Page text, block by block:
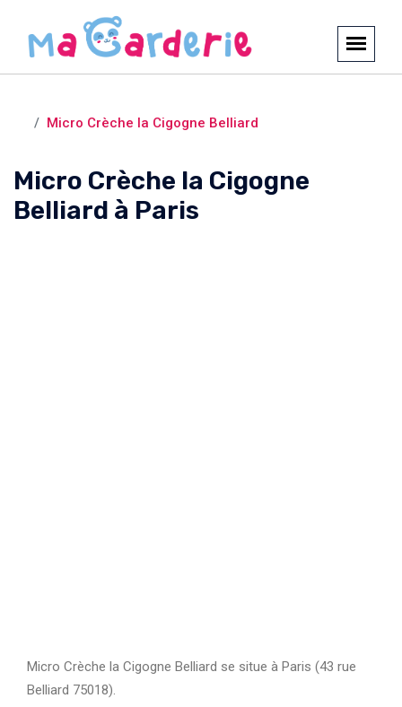
Micro Crèche la Cigogne Belliard
Micro Crèche la Cigogne
Belliard à Paris
Micro Crèche la Cigogne Belliard se situe à Paris (43 rue
Belliard 75018).